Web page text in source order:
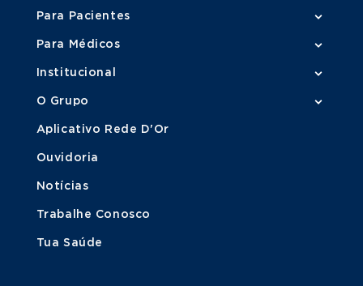
Para Pacientes
Para Médicos
Institucional
O Grupo
Aplicativo Rede D'Or
Ouvidoria
Notícias
Trabalhe Conosco
Tua Saúde